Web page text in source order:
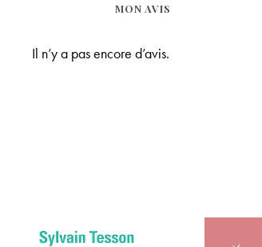
MON AVIS
Il n’y a pas encore d’avis.